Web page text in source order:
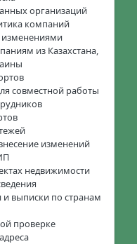
организаций
компаний
из Казахстана,
совместной работы
изменений
недвижимости
и выписки по странам
проверке